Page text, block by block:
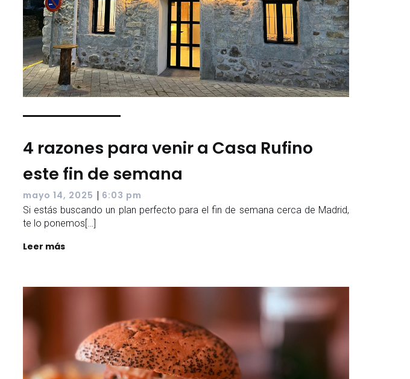
4 razones para venir a Casa Rufino
este fin de semana
mayo 14, 2025 | 6:03 pm
Si estás buscando un plan perfecto para el fin de semana cerca de Madrid,
te lo ponemos[…]
Leer más